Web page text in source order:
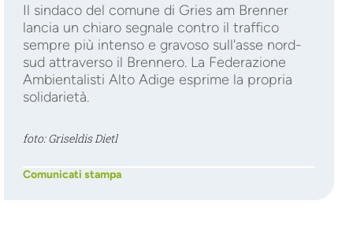
Il sindaco del comune di Gries am Brenner
lancia un chiaro segnale contro il traffico
sempre più intenso e gravoso sull'asse nord-
sud attraverso il Brennero. La Federazione
Ambientalisti Alto Adige esprime la propria
solidarietà.
foto: Griseldis Dietl
Comunicati stampa